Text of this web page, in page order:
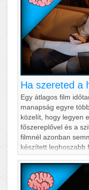
Ha szereted a
Egy átlagos film
manapság egyre
közelít, hogy legyen
főszereplővel és a
filmnél azonban
készített leghoszabb
napig és 17 óráig
WC-re, nehogy film
úgy dönten&ea